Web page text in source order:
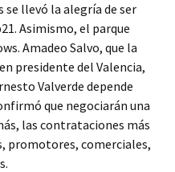
se llevó la alegría de ser
Asimismo, el parque
Amadeo Salvo, que la
presidente del Valencia,
Valverde depende
que negociarán una
las contrataciones más
promotores, comerciales,